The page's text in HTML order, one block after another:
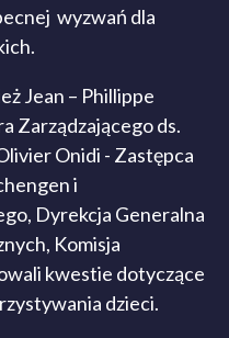
wyzwań dla
Jean – Phillippe
Zarządzającego ds.
Onidi - Zastępca
i
Dyrekcja Generalna
Komisja
kwestie dotyczące
dzieci.